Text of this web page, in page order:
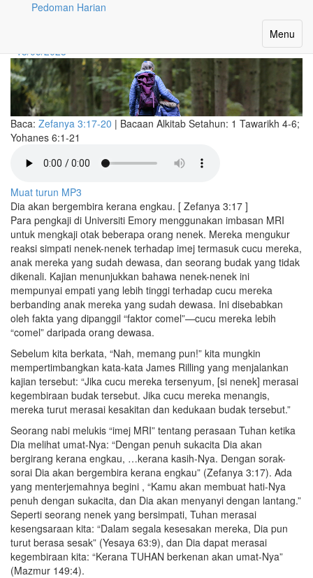
Pedoman Harian
Toggle
Menu
18/05/2023
Baca: Zefanya 3:17-20 | Bacaan Alkitab Setahun: 1 Tawarikh 4-6;
Yohanes 6:1-21
Muat turun MP3
Dia akan bergembira kerana engkau. [ Zefanya 3:17 ]
Para pengkaji di Universiti Emory menggunakan imbasan MRI
untuk mengkaji otak beberapa orang nenek. Mereka mengukur
reaksi simpati nenek-nenek terhadap imej termasuk cucu mereka,
anak mereka yang sudah dewasa, dan seorang budak yang tidak
dikenali. Kajian menunjukkan bahawa nenek-nenek ini
mempunyai empati yang lebih tinggi terhadap cucu mereka
berbanding anak mereka yang sudah dewasa. Ini disebabkan
oleh fakta yang dipanggil “faktor comel”—cucu mereka lebih
“comel” daripada orang dewasa.
Sebelum kita berkata, “Nah, memang pun!” kita mungkin
mempertimbangkan kata-kata James Rilling yang menjalankan
kajian tersebut: “Jika cucu mereka tersenyum, [si nenek] merasai
kegembiraan budak tersebut. Jika cucu mereka menangis,
mereka turut merasai kesakitan dan kedukaan budak tersebut.”
Seorang nabi melukis “imej MRI” tentang perasaan Tuhan ketika
Dia melihat umat-Nya: “Dengan penuh sukacita Dia akan
bergirang kerana engkau, …kerana kasih-Nya. Dengan sorak-
sorai Dia akan bergembira kerana engkau” (Zefanya 3:17). Ada
yang menterjemahnya begini , “Kamu akan membuat hati-Nya
penuh dengan sukacita, dan Dia akan menyanyi dengan lantang.”
Seperti seorang nenek yang bersimpati, Tuhan merasai
kesengsaraan kita: “Dalam segala kesesakan mereka, Dia pun
turut berasa sesak” (Yesaya 63:9), dan Dia dapat merasai
kegembiraan kita: “Kerana TUHAN berkenan akan umat-Nya”
(Mazmur 149:4).